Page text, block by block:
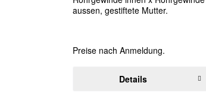
aussen, gestiftete Mutter.
Preise nach Anmeldung.
Details